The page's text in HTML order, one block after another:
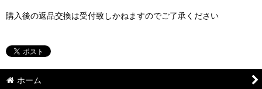
購入後の返品交換は受付致しかねますのでご了承ください
ホーム